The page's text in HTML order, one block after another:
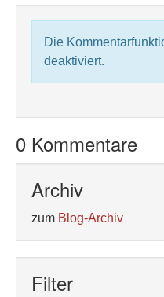
Die
deaktiviert.
0 Kommentare
Archiv
zum Blog-Archiv
Filter